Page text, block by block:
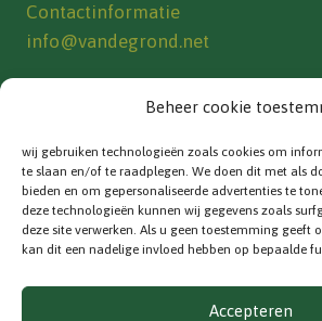
Beheer cookie
wij gebruiken technologieën zoals cookies om
te slaan en/of te raadplegen. We doen dit met als
bieden en om gepersonaliseerde advertenties te
deze technologieën kunnen wij gegevens zoals
deze site verwerken. Als u geen toestemming geeft
kan dit een nadelige invloed hebben op bepaalde
Accepteren
Contactinformatie
info@vandegrond.net
Privacyverklaring |Cookiebeleid